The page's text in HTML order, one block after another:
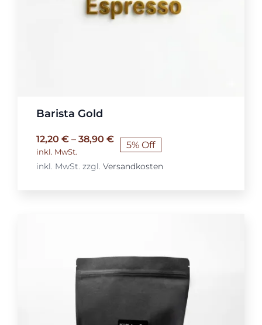
Barista Gold
12,20 €– 38,90 €
inkl. MwSt.
5% Off
inkl. MwSt. zzgl. Versandkosten